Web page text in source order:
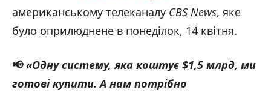
американському телеканалу CBS News, яке
було оприлюднене в понеділок, 14 квітня.
📢«Одну систему, яка коштує $1,5 млрд, ми
готові купити. А нам потрібно